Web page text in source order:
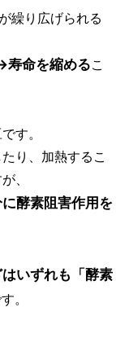
繰り広げられる
寿命を縮めるこ
す。
り、加熱するこ
、
酵素阻害作用を
いずれも「酵素
。